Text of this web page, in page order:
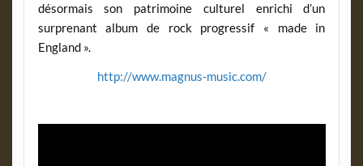
désormais son patrimoine culturel enrichi d’un
surprenant album de rock progressif « made in
England ».
http://www.magnus-music.com/